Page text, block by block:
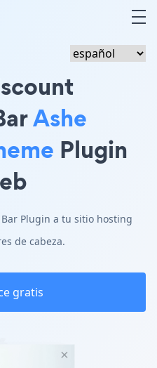
Ashe
Plugin
Plugin a tu sitio hosting
de cabeza.
gratis